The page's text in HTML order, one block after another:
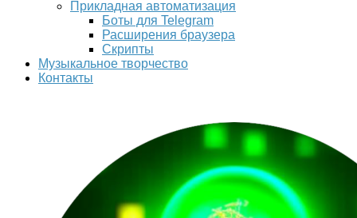
Прикладная автоматизация
Боты для Telegram
Расширения браузера
Скрипты
Музыкальное творчество
Контакты